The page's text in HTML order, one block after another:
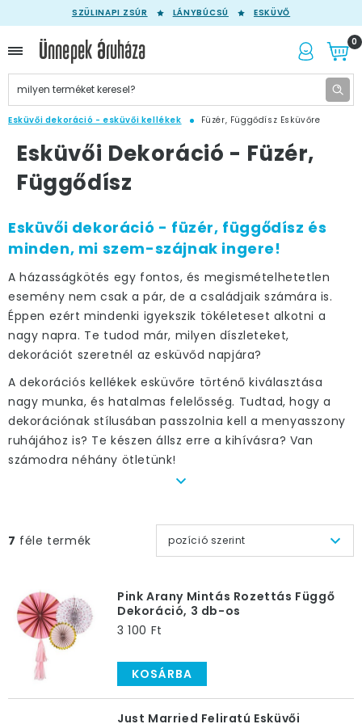
SZÜLINAPI ZSÚR LÁNYBÚCSÚ ESKÜVŐ
0
Esküvői dekoráció - esküvői kellékek Füzér, Függődísz Esküvőre
Esküvői Dekoráció - Füzér,
Függődísz
Esküvői dekoráció - füzér, függődísz és
minden, mi szem-szájnak ingere!
A házasságkötés egy fontos, és megismételhetetlen
esemény nem csak a pár, de a családjaik számára is.
Éppen ezért mindenki igyekszik tökéleteset alkotni a
nagy napra. Te tudod már, milyen díszleteket,
dekorációt szeretnél az esküvőd napjára?
A dekorációs kellékek esküvőre történő kiválasztása
nagy munka, és hatalmas felelősség. Tudtad, hogy a
dekorációnak stílusában passzolnia kell a menyasszony
ruhájához is? Te készen állsz erre a kihívásra? Van
számodra néhány ötletünk!
Akár templomi vagy szabadtéri szertartást
szeretnétek, a dekorációk már itt is nagy szerepet
játszanak. Az esküvő volumenétől függően szerezzetek
vendégek székeire, legalább azon a folyosón, ahol a
menyasszony fog bevonulni. A virágcsokrok, a fehér
szalagok és tüll, valamint a gyöngyök a legjobb
dekorációk esküvőre.
A szertartás után
7 féle termék pozíció szerint
Pink Arany Mintás Rozettás Függő
Dekoráció, 3 db-os
3 100 Ft
KOSÁRBA
Just Married Feliratú Esküvői